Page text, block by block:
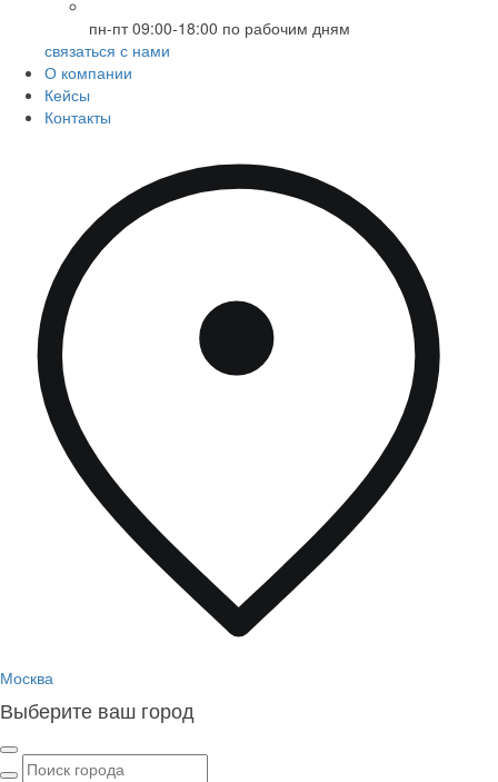
пн-пт 09:00-18:00 по рабочим дням
связаться с нами
О компании
Кейсы
Контакты
Москва
Выберите ваш город